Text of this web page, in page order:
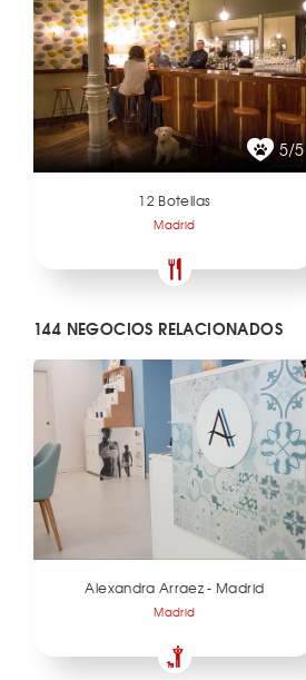
5/5
12 Botellas
Madrid
144 NEGOCIOS RELACIONADOS
Alexandra Arraez - Madrid
Madrid